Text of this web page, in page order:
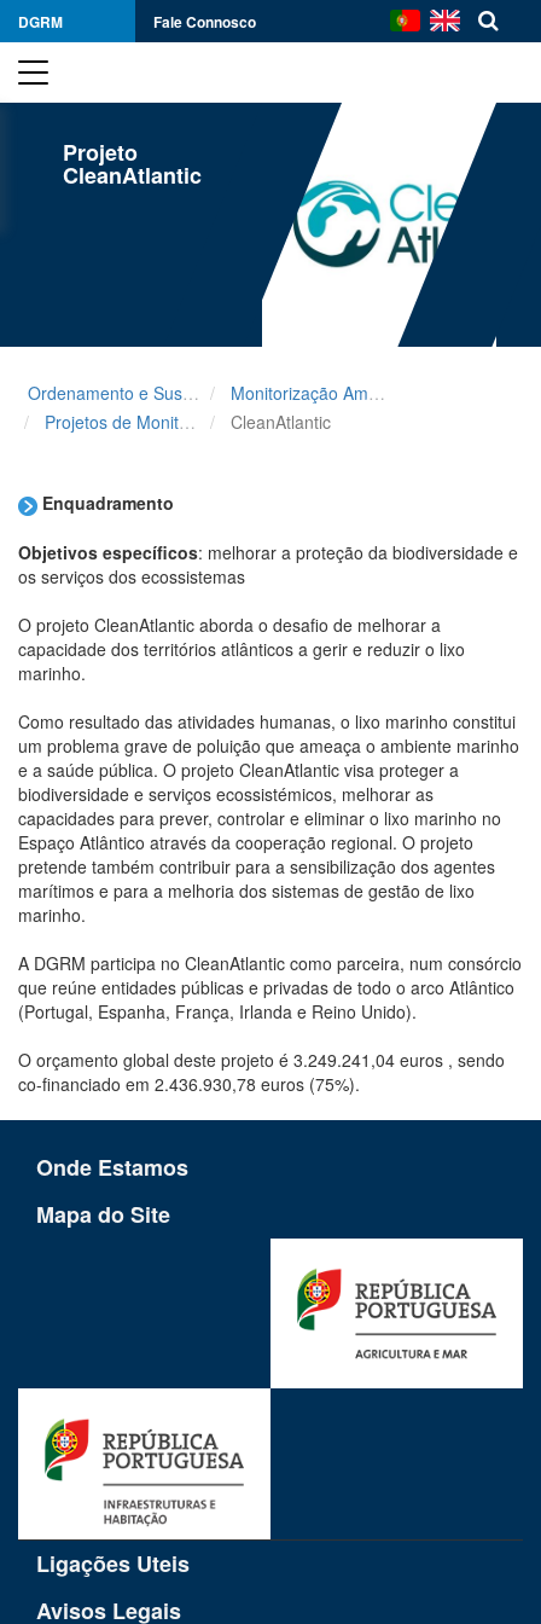
DGRM Fale Connosco
Projeto
CleanAtlantic
Ordenamento e Sustentabilidade
Monitorização Ambiental
Projetos de Monitorização e de Medidas para o Mar Português
CleanAtlantic
Enquadramento
Objetivos específicos: melhorar a proteção da biodiversidade e
os serviços dos ecossistemas
O projeto CleanAtlantic aborda o desafio de melhorar a
capacidade dos territórios atlânticos a gerir e reduzir o lixo
marinho.
Como resultado das atividades humanas, o lixo marinho constitui
um problema grave de poluição que ameaça o ambiente marinho
e a saúde pública. O projeto CleanAtlantic visa proteger a
biodiversidade e serviços ecossistémicos, melhorar as
capacidades para prever, controlar e eliminar o lixo marinho no
Espaço Atlântico através da cooperação regional. O projeto
pretende também contribuir para a sensibilização dos agentes
marítimos e para a melhoria dos sistemas de gestão de lixo
marinho.
A DGRM participa no CleanAtlantic como parceira, num consórcio
que reúne entidades públicas e privadas de todo o arco Atlântico
(Portugal, Espanha, França, Irlanda e Reino Unido).
O orçamento global deste projeto é 3.249.241,04 euros , sendo
co-financiado em 2.436.930,78 euros (75%).
Onde Estamos
Mapa do Site
Ligações Uteis
Avisos Legais